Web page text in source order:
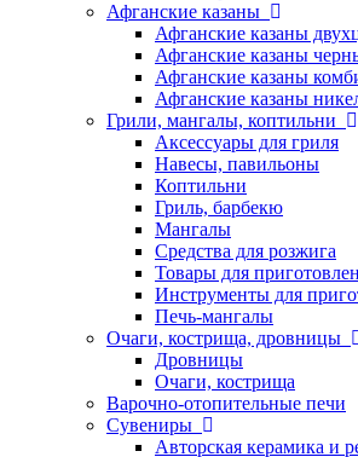
Афганские казаны
Афганские казаны
Афганские казаны
Афганские казаны
Афганские казаны
Грили, мангалы, коптильни
Аксессуары для гриля
Навесы, павильоны
Коптильни
Гриль, барбекю
Мангалы
Средства для розжига
Товары для
Инструменты для
Печь-мангалы
Очаги, кострища, дровницы
Дровницы
Очаги, кострища
Варочно-отопительные печи
Сувениры
Авторская керамика и